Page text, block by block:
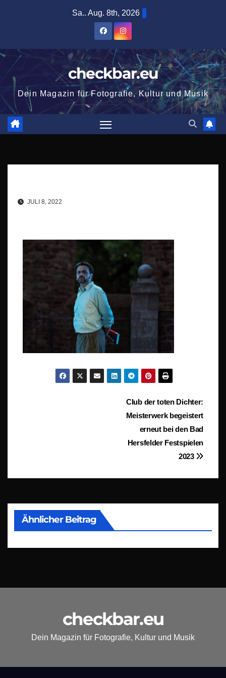
Sa.. Aug. 8th, 2026
checkbar.eu
Dein Magazin für Fotografie, Kultur und Musik
JULI 8, 2022
Beitragsnavigation
Club der toten Dichter:
Meisterwerk begeistert
erneut bei den Bad
Hersfelder Festspielen
2023
Ähnlicher Beitrag
checkbar.eu
Dein Magazin für Fotografie, Kultur und Musik